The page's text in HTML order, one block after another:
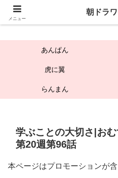
朝ドラ
あんぱん
虎に翼
らんまん
学ぶことの大切さ|おむ
第20週第96話
本ページはプロモーションが
メニュー
朝ドラ